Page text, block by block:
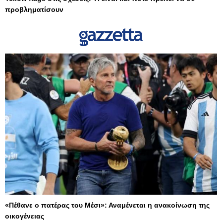
προβληματίσουν
«Πέθανε ο πατέρας του Μέσι»: Αναμένεται η ανακοίνωση της
οικογένειας